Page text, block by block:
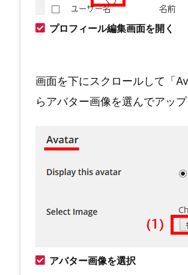
プロフィール編集画面を開く
画面を下にスクロールして「
らアバター画像を選んでアッ
アバター画像を選択